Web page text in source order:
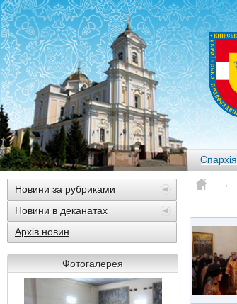
Єпархія
Новини за рубриками
Новини в деканатах
Архів новин
Фотогалерея
→